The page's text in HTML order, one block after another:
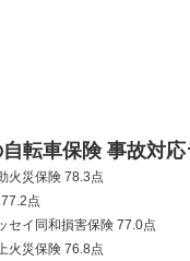
転車保険 事故対
火災保険 78.3点
点
セイ同和損害保険 77.0点
火災保険 76.8点